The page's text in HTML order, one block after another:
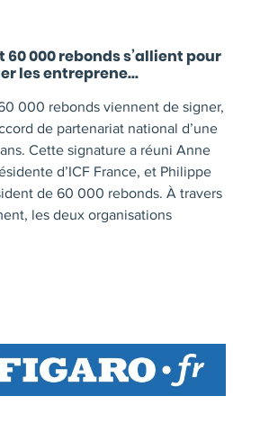
60 000 rebonds s’allient pour
les entreprene...
000 rebonds viennent de signer,
de partenariat national d’une
Cette signature a réuni Anne
d’ICF France, et Philippe
de 60 000 rebonds. À travers
les deux organisations